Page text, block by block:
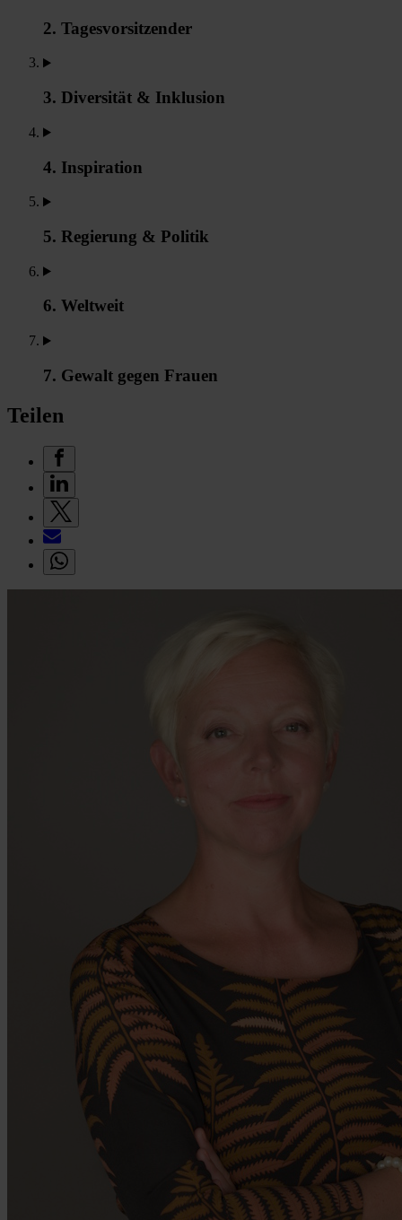
2. Tagesvorsitzender
3. Diversität & Inklusion
4. Inspiration
5. Regierung & Politik
6. Weltweit
7. Gewalt gegen Frauen
Teilen